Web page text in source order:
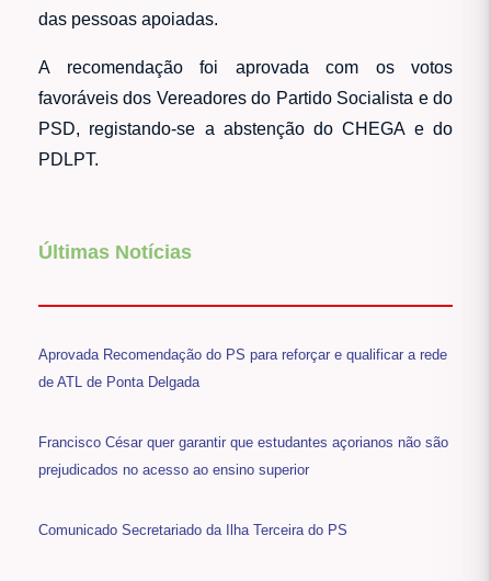
das pessoas apoiadas.
A recomendação foi aprovada com os votos
favoráveis dos Vereadores do Partido Socialista e do
PSD, registando-se a abstenção do CHEGA e do
PDLPT.
Últimas Notícias
Aprovada Recomendação do PS para reforçar e qualificar a rede
de ATL de Ponta Delgada
Francisco César quer garantir que estudantes açorianos não são
prejudicados no acesso ao ensino superior
Comunicado Secretariado da Ilha Terceira do PS